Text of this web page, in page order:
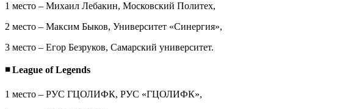
1 место – Михаил Лебакин, Московский Политех,
2 место – Максим Быков, Университет «Синергия»,
3 место – Егор Безруков, Самарский университет.
◾ League of Legends
1 место – РУС ГЦОЛИФК, РУС «ГЦОЛИФК»,